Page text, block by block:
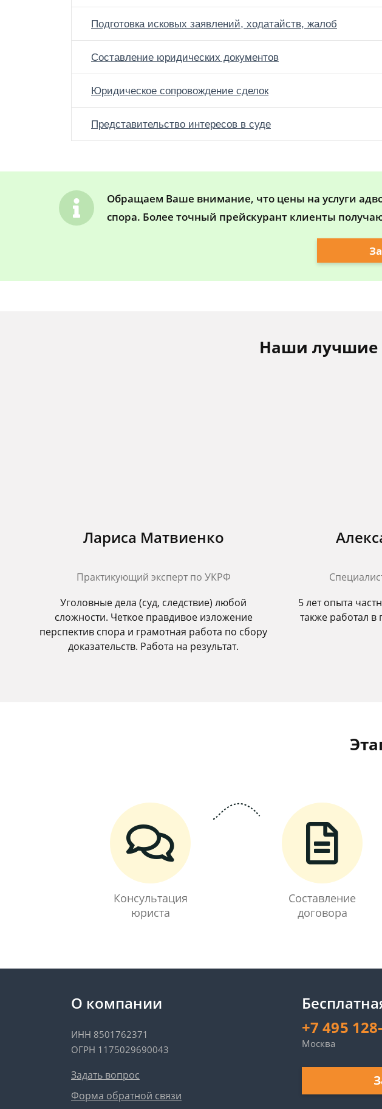
Подготовка исковых заявлений, ходатайств, жалоб
Составление юридических документов
Юридическое сопровождение сделок
Представительство интересов в суде
Обращаем Ваше внимание, что цены на услуги
спора. Более точный прейскурант клиенты
Наши лучшие
Лариса Матвиенко
Практикующий эксперт по УКРФ
Уголовные дела (суд, следствие) любой
сложности. Четкое правдивое изложение
перспектив спора и грамотная работа по сбору
доказательств. Работа на результат.
5 лет опыта
также работал в
Консультация
юриста
Составление
договора
О компании
ИНН 8501762371
ОГРН 1175029690043
Задать вопрос
Форма обратной связи
+7 495
Москва